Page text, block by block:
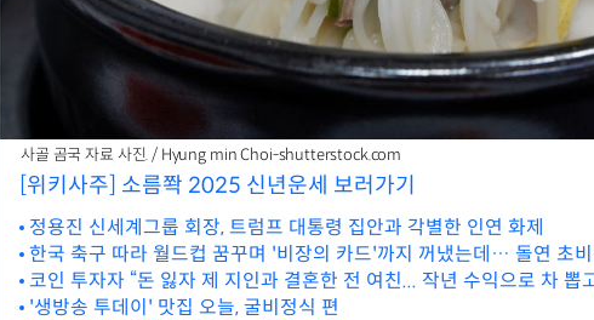
사골 곰국 자료 사진. / Hyung min Choi-shutterstock.com
[위키사주] 소름쫙 2025 신년운세 보러가기
정용진 신세계그룹 회장, 트럼프 대통령 집안과 각별한 인연 화제
한국 축구 따라 월드컵 꿈꾸며 '비장의 카드'까지 꺼냈는데… 돌연 초
코인 투자자 “돈 잃자 제 지인과 결혼한 전 여친... 작년 수익으로 차 뽑
'생방송 투데이' 맛집 오늘, 굴비정식 편